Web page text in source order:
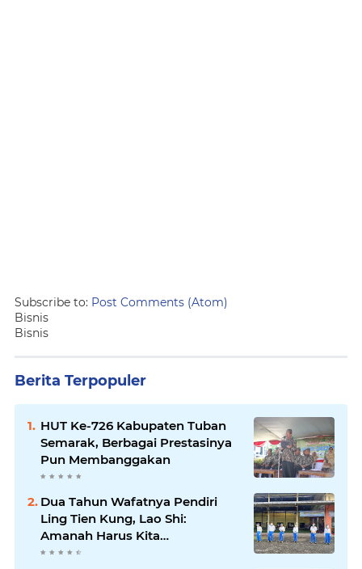
Subscribe to: Post Comments (Atom)
Bisnis
Bisnis
Berita Terpopuler
HUT Ke-726 Kabupaten Tuban
Semarak, Berbagai Prestasinya
Pun Membanggakan
Dua Tahun Wafatnya Pendiri
Ling Tien Kung, Lao Shi:
Amanah Harus Kita
Laksanakan!